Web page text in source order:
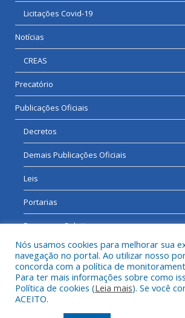
Licitações Covid-19
Notícias
CREAS
Precatório
Publicações Oficiais
Decretos
Demais Publicações Oficiais
Leis
Portarias
Processos Seletivos
Todos os direitos reservados a Prefeitura
do Norte.
Nós usamos cookies para melhorar sua
navegação no portal. Ao utilizar nosso
concorda com a política de
Para ter mais informações sobre como
Política de cookies (Leia mais). Se você
ACEITO.